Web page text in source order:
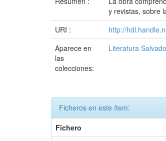
y revistas, sobre
URI :
http://
Aparece en
las
colecciones:
Literatura
Ficheros en este ítem:
Fichero